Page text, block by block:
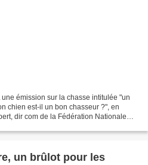
émission sur la chasse intitulée "un
chien est-il un bon chasseur ?", en
dir com de la Fédération Nationale
un brûlot pour les